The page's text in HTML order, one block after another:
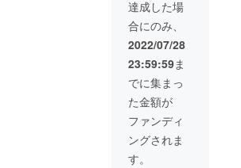
造工程
上の都
合等に
より出
が遅れ
る場合
があり
ます。
※開発中
の製品
につき
まして
は、デ
ザイ
ン・仕
様が一
部変更
になる
可能性
もござ
びいた
だけま
す。 ※
皆様か
ら応援
購入に
より量
産体制
が向上
した場
合、正
達成した場
合にのみ、
2022/07/28
23:59:59ま
でに集まっ
た金額が
ファンディ
ングされま
す。